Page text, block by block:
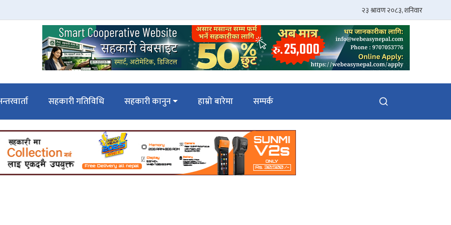
सहकारी गतिविधि सहकारी कानुन हाम्रो बारेमा सम्पर्क